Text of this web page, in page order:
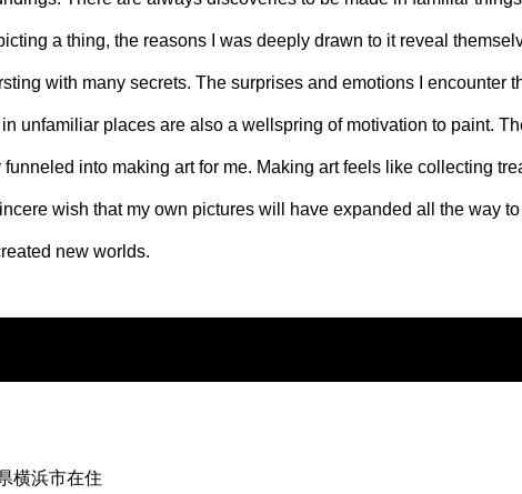
a thing, the reasons I was deeply drawn to it reveal
with many secrets. The surprises and emotions I encounter
unfamiliar places are also a wellspring of motivation to paint.
into making art for me. Making art feels like collecting
wish that my own pictures will have expanded all the way
new worlds.
横浜市在住